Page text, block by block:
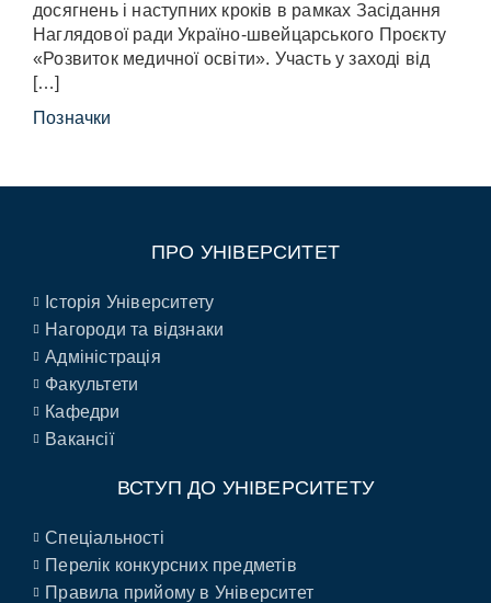
досягнень і наступних кроків в рамках Засідання
Наглядової ради Україно-швейцарського Проєкту
«Розвиток медичної освіти». Участь у заході від
[…]
Позначки
ПРО УНІВЕРСИТЕТ
Історія Університету
Нагороди та відзнаки
Адміністрація
Факультети
Кафедри
Вакансії
ВСТУП ДО УНІВЕРСИТЕТУ
Спеціальності
Перелік конкурсних предметів
Правила прийому в Університет